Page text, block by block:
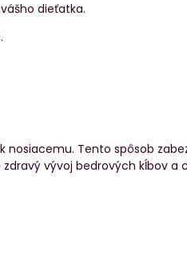
dieťatka.
nosiacemu. Tento spôsob
vývoj bedrových kĺbov a